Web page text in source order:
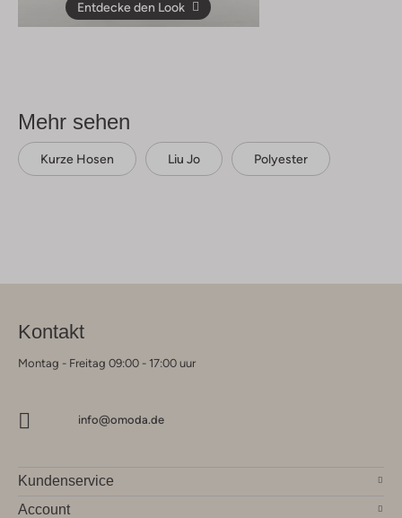
Entdecke den Look
Mehr sehen
Kurze Hosen Liu Jo Polyester
Kontakt
Montag - Freitag 09:00 - 17:00 uur
info@omoda.de
Kundenservice
Account